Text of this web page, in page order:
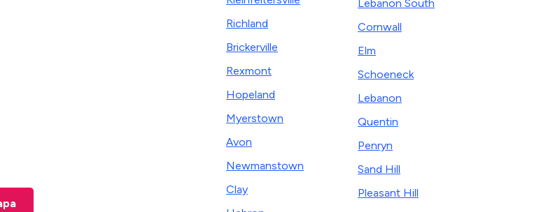
Richland
Brickerville
Rexmont
Hopeland
Myerstown
Avon
Newmanstown
Clay
Lebanon South
Cornwall
Elm
Schoeneck
Lebanon
Quentin
Penryn
Sand Hill
Pleasant Hill